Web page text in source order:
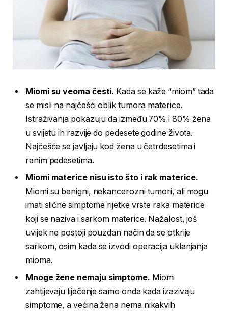
Miomi su veoma česti. Kada se kaže “miom” tada
se misli na najčešći oblik tumora materice.
Istraživanja pokazuju da između 70% i 80% žena
u svijetu ih razvije do pedesete godine života.
Najčešće se javljaju kod žena u četrdesetima i
ranim pedesetima.
Miomi materice nisu isto što i rak materice.
Miomi su benigni, nekancerozni tumori, ali mogu
imati slične simptome rijetke vrste raka materice
koji se naziva i sarkom materice. Nažalost, još
uvijek ne postoji pouzdan način da se otkrije
sarkom, osim kada se izvodi operacija uklanjanja
mioma.
Mnoge žene nemaju simptome. Miomi
zahtijevaju liječenje samo onda kada izazivaju
simptome, a većina žena nema nikakvih